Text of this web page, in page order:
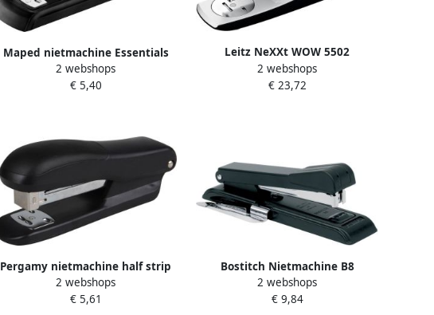
Maped nietmachine Essentials
Metal half strip 24 6-26 6 zwart
2 webshops
€ 5,40
Leitz NeXXt WOW 5502
nietmachine zwart op blister
2 webshops
€ 23,72
Pergamy nietmachine half strip
20 blad zwart
2 webshops
€ 5,61
Bostitch Nietmachine B8
ontnieter 25vel STRC2115 zwart
2 webshops
€ 9,84